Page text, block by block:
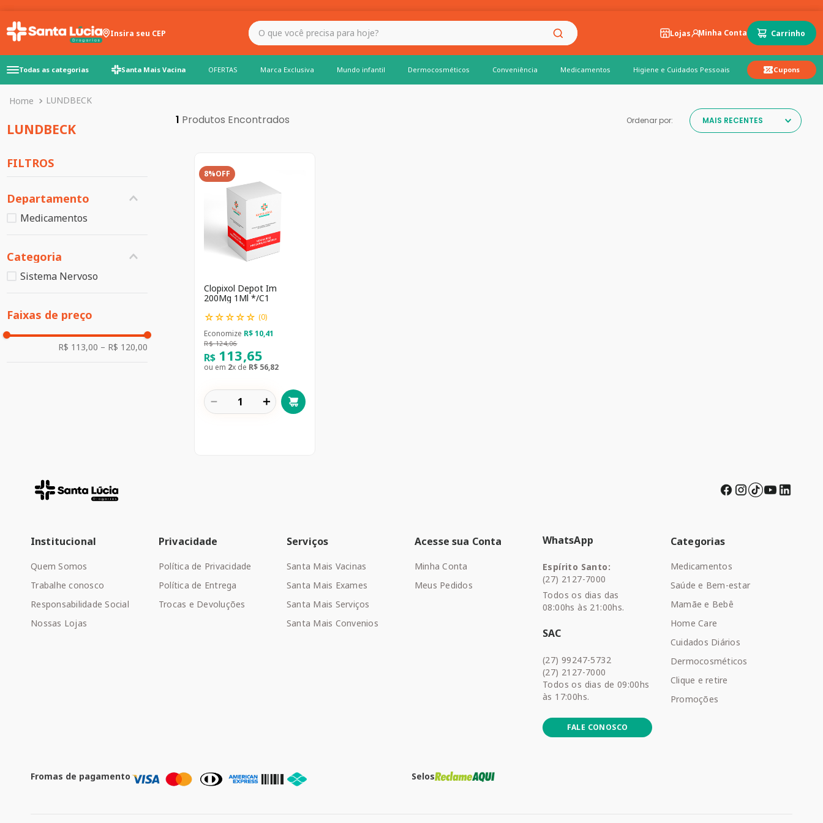
Insira seu CEP
O que você precisa para hoje?
Lojas
Todas as categorias Santa Mais Vacina OFERTAS Marca Exclusiva Mundo infantil Dermocosméticos Conveniência Medicamentos Higiene e Cuidados Pessoais Cupons
LUNDBECK
LUNDBECK
FILTROS
Departamento
Medicamentos
Categoria
Sistema Nervoso
Faixas de preço
R$ 113,00 – R$ 120,00
1 Ordenar por: MAIS RECENTES
8%OFF
Clopixol Depot Im
200Mg 1Ml */C1
☆☆☆☆☆ (0)
Economize R$10,41
R$ 124,06
R$ 113,65
ou em 2x de R$ 56,82
＋
－
Institucional
Quem Somos
Trabalhe conosco
Responsabilidade Social
Nossas Lojas
Privacidade
Política de Privacidade
Política de Entrega
Trocas e Devoluções
Serviços
Santa Mais Vacinas
Santa Mais Exames
Santa Mais Serviços
Santa Mais Convenios
Acesse sua Conta
Minha Conta
Meus Pedidos
WhatsApp
Espírito Santo:
(27) 2127-7000
Todos os dias das
08:00hs às 21:00hs.
SAC
(27) 99247-5732
(27) 2127-7000
Todos os dias de 09:00hs
às 17:00hs.
FALE CONOSCO
Categorias
Medicamentos
Saúde e Bem-estar
Mamãe e Bebê
Home Care
Cuidados Diários
Dermocosméticos
Clique e retire
Promoções
Fromas de pagamento Selos